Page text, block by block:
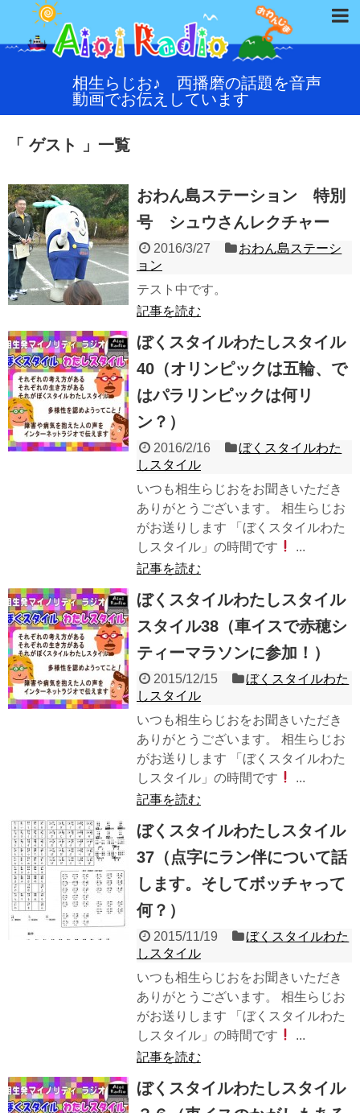
相生らじお♪ 西播磨の話題を音声
動画でお伝えしています
「 ゲスト 」一覧
おわん島ステーション 特別
号 シュウさんレクチャー
2016/3/27
おわん島ステーシ
ョン
テスト中です。
記事を読む
ぼくスタイルわたしスタイル
40（オリンピックは五輪、で
はパラリンピックは何リ
ン？）
2016/2/16
ぼくスタイルわた
しスタイル
いつも相生らじおをお聞きいただき
ありがとうございます。 相生らじお
がお送りします 「ぼくスタイルわた
しスタイル」の時間です
...
記事を読む
ぼくスタイルわたしスタイル
スタイル38（車イスで赤穂シ
ティーマラソンに参加！）
2015/12/15
ぼくスタイルわた
しスタイル
いつも相生らじおをお聞きいただき
ありがとうございます。 相生らじお
がお送りします 「ぼくスタイルわた
しスタイル」の時間です
...
記事を読む
ぼくスタイルわたしスタイル
37（点字にラン伴について話
します。そしてボッチャって
何？）
2015/11/19
ぼくスタイルわた
しスタイル
いつも相生らじおをお聞きいただき
ありがとうございます。 相生らじお
がお送りします 「ぼくスタイルわた
しスタイル」の時間です
...
記事を読む
ぼくスタイルわたしスタイル